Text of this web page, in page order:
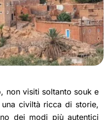
non visiti soltanto souk e
civiltà ricca di storie,
dei modi più autentici